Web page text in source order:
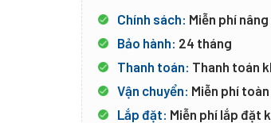
Chính sách: Miễn phí
Bảo hành: 24 tháng
Thanh toán: Thanh toán
Vận chuyển: Miễn phí
Lắp đặt: Miễn phí lắp đặt